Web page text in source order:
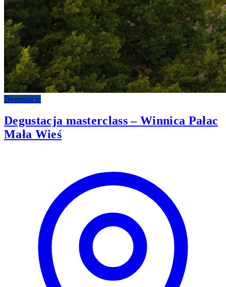
Degustacje
Degustacja masterclass – Winnica Pałac
Mała Wieś